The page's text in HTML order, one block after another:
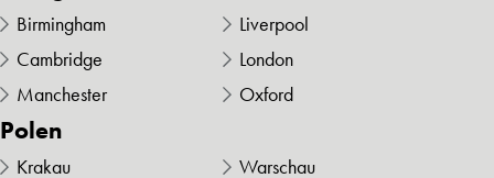
Birmingham
Liverpool
Cambridge
London
Manchester
Oxford
Polen
Krakau
Warschau